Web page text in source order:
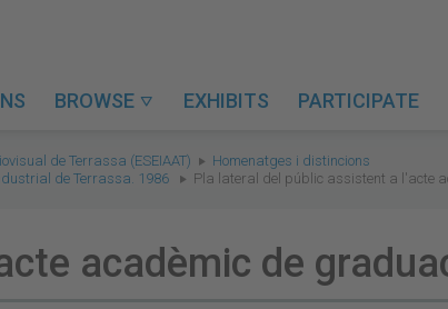
BROWSE  EXHIBITS PARTICIPATE
de Terrassa (ESEIAAT)
Homenatges i distincions
de Terrassa. 1986
Pla lateral del públic assistent a l'acte
acadèmic de